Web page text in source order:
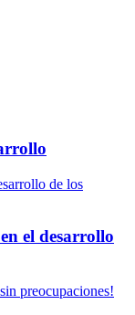
el desarrollo